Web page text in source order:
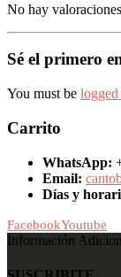
No hay
Sé el primero
You must be logged
Carrito
WhatsApp:
Email:
Días y
FacebookYoutube
Información